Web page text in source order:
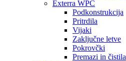
Exterra WPC
Podkonstrukcija
Pritrdila
Vijaki
Zaključne letve
Pokrovčki
Premazi in čistila